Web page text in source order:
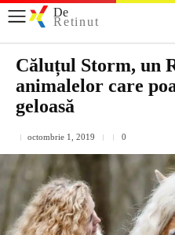
De
Retinut
Căluțul Storm, un
animalelor care
geloasă
octombrie 1, 2019 0